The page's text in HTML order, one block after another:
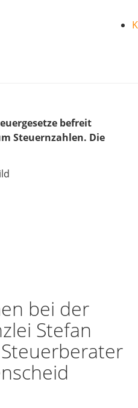
befreit
Steuernzahlen. Die
bei der
Stefan